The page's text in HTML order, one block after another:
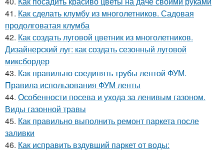
41. Как сделать клумбу из многолетников. Садовая
продолговатая клумба
42. Как создать луговой цветник из многолетников.
Дизайнерский луг: как создать сезонный луговой
миксбордер
43. Как правильно соединять трубы лентой ФУМ.
Правила использования ФУМ ленты
44. Особенности посева и ухода за ленивым газоном.
Виды газонной травы
45. Как правильно выполнить ремонт паркета после
заливки
46. Как исправить вздувший паркет от воды: